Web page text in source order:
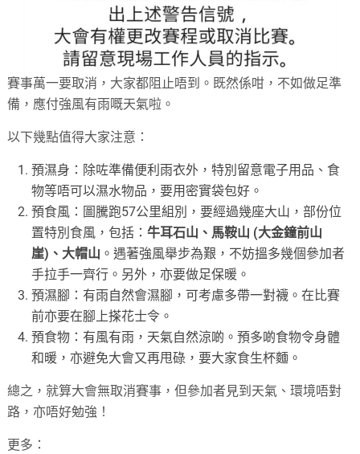
賽事萬一要取消，大家都阻止唔到。既然係咁，不如做足準
備，應付強風有雨嘅天氣啦。
以下幾點值得大家注意：
預濕身：除咗準備便利雨衣外，特別留意電子用品、食
物等唔可以濕水物品，要用密實袋包好。
預食風：圖騰跑57公里組別，要經過幾座大山，部份位
置特別食風，包括：牛耳石山、馬鞍山 (大金鐘前山
崖)、大帽山 。遇著強風舉步為艱，不妨搵多幾個參加者
手拉手一齊行。另外，亦要做足保暖。
預濕腳：有雨自然會濕腳，可考慮多帶一對襪。在比賽
前亦要在腳上搽花士令。
預食物：有風有雨，天氣自然涼啲。預多啲食物令身體
和暖，亦避免大會又再甩碌，要大家食生杯麵。
總之，就算大會無取消賽事，但參加者見到天氣、環境唔對
路，亦唔好勉強！
更多：